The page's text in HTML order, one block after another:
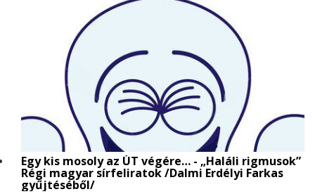
Egy kis mosoly az ÚT végére… - „Haláli rigmusok”
Régi magyar sírfeliratok /Dalmi Erdélyi Farkas
gyűjtéséből/